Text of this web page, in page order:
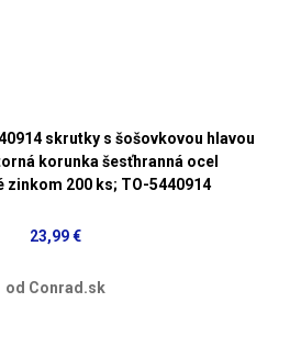
skrutky s šošovkovou hlavou
korunka šesťhranná ocel
zinkom 200 ks; TO-5440914
23,99 €
od Conrad.sk